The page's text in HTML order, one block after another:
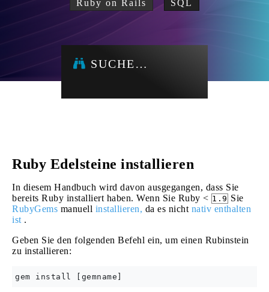
Ruby on Rails SQL
SUCHE…
Ruby Edelsteine ​​installieren
In diesem Handbuch wird davon ausgegangen, dass Sie
bereits Ruby installiert haben. Wenn Sie Ruby < 1.9 Sie
RubyGems manuell installieren, da es nicht nativ enthalten
ist .
Geben Sie den folgenden Befehl ein, um einen Rubinstein
zu installieren: